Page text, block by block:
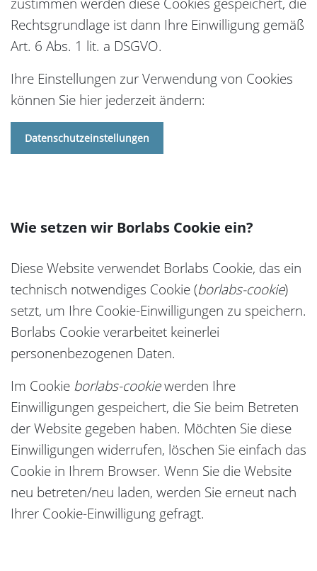
Rechtsgrundlage ist dann Ihre Einwilligung gemäß
Art. 6 Abs. 1 lit. a DSGVO.
Ihre Einstellungen zur Verwendung von Cookies
können Sie hier jederzeit ändern:
Datenschutzeinstellungen
Wie setzen wir Borlabs Cookie ein?
Diese Website verwendet Borlabs Cookie, das ein
technisch notwendiges Cookie (borlabs-cookie)
setzt, um Ihre Cookie-Einwilligungen zu speichern.
Borlabs Cookie verarbeitet keinerlei
personenbezogenen Daten.
Im Cookie borlabs-cookiewerden Ihre
Einwilligungen gespeichert, die Sie beim Betreten
der Website gegeben haben. Möchten Sie diese
Einwilligungen widerrufen, löschen Sie einfach das
Cookie in Ihrem Browser. Wenn Sie die Website
neu betreten/neu laden, werden Sie erneut nach
Ihrer Cookie-Einwilligung gefragt.